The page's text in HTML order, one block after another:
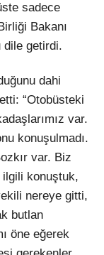
sadece
Bakanı
dile getirdi.
dahi
“Otobüsteki
var.
konuşulmadı.
var. Biz
ilgili konuştuk,
nereye gitti,
butlan
öne eğerek